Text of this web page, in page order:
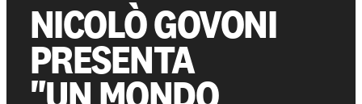
Partecipa
Sostienici
NICOLÒ GOVONI
PRESENTA